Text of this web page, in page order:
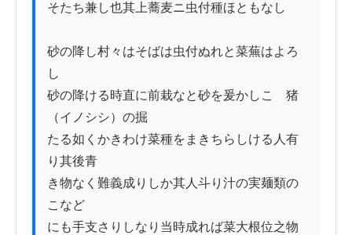
そたち兼し也其上蕎麦ニ虫付種ほともなし
砂の降し村々はそばは虫付ぬれと菜蕪はよろ
し
砂の降ける時直に前栽なと砂を爰かしこ　猪
（イノシシ）の掘
たる如くかきわけ菜種をまきちらしける人有
り其後青
き物なく難義成りしか其人斗り汁の実麺類の
こなど
にも手支さりしなり当時成れば菜大根位之物